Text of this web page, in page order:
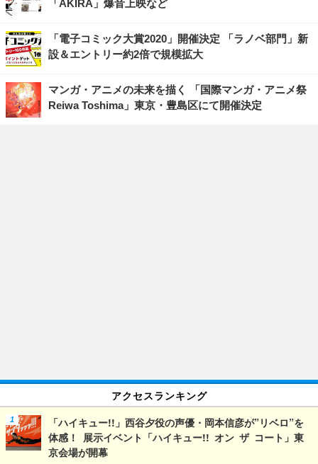
「AKIRA」爆音上映など
「電子コミック大賞2020」開催決定 「ラノベ部門」新
設＆エントリー約2倍で規模拡大
マンガ・アニメの未来を描く 「国際マンガ・アニメ祭
Reiwa Toshima」東京・豊島区にて開催決定
アクセスランキング
「ハイキュー!!」西谷夕役の声優・岡本信彦が”リベロ”を
体感！ 展示イベント「ハイキュー!! オン ザ コート」東
京会場が開幕